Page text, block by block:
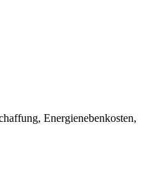
Energienebenkosten,